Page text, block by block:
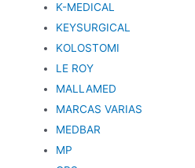
K-MEDICAL
KEYSURGICAL
KOLOSTOMI
LE ROY
MALLAMED
MARCAS VARIAS
MEDBAR
MP